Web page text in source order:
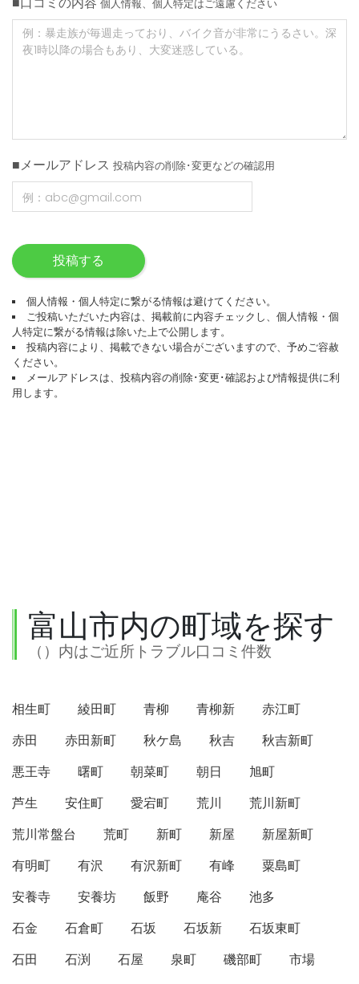
個人情報、個人特定はご遠慮ください
■メールアドレス 投稿内容の削除･変更などの確認用
投稿する
個人情報・個人特定に繋がる情報は避けてください。
ご投稿いただいた内容は、掲載前に内容チェックし、個人情報・個
人特定に繋がる情報は除いた上で公開します。
投稿内容により、掲載できない場合がございますので、予めご容赦
ください。
メールアドレスは、投稿内容の削除･変更･確認および情報提供に利
用します。
富山市内の町域を探す
（）内はご近所トラブル口コミ件数
相生町 綾田町 青柳 青柳新
赤江町
赤田
赤田新町 秋ケ島 秋吉
秋吉新町
悪王寺
曙町 朝菜町 朝日
旭町
芦生
安住町 愛宕町 荒川
荒川新町
荒川常盤台
荒町 新町 新屋
新屋新町
有明町
有沢 有沢新町 有峰
粟島町
安養寺
安養坊 飯野 庵谷
池多
石金
石倉町 石坂 石坂新
石坂東町
石田
石渕 石屋 泉町 磯部町
市場